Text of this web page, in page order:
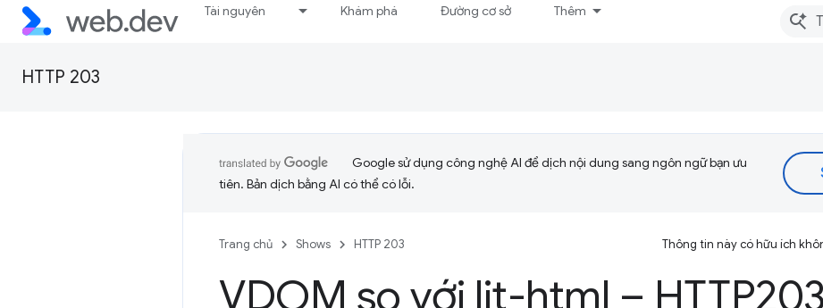
Tài nguyên Khám phá Đường cơ sở Thêm
HTTP 203
Google sử dụng công nghệ AI để dịch nội dung sang ngôn ngữ bạn ưu
tiên. Bản dịch bằng AI có thể có lỗi.
Trang chủ Shows HTTP 203 Thông tin này có hữu ích
VDOM so với lit-html – HTTP203